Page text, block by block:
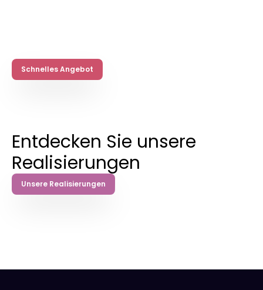
Schnelles Angebot
Entdecken Sie unsere
Realisierungen
Unsere Realisierungen